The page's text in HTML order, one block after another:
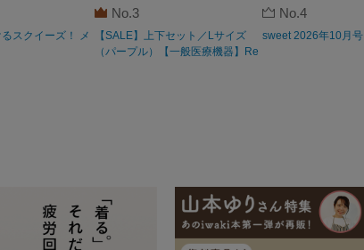
スクイーズ！ メ
No.3
【SALE】上下セット／Lサイズ
（パープル）【一般医療機器】Re
No.4
sweet 2026年10月号